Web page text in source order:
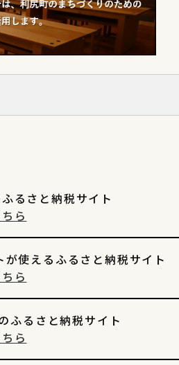
るさと納税サイト
ら
が使えるふるさと納税サイト
ら
ふるさと納税サイト
ら